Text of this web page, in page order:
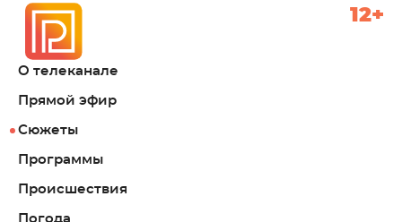
О телеканале
Прямой эфир
Сюжеты
Программы
Происшествия
Погода
12+